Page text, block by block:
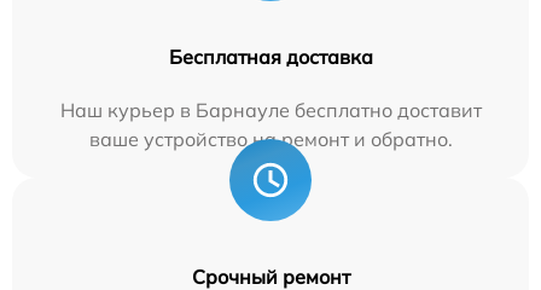
Бесплатная доставка
Наш курьер в Барнауле бесплатно доставит
ваше устройство на ремонт и обратно.
Срочный ремонт